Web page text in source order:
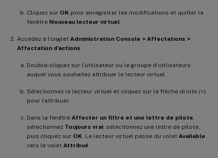
Cliquez sur OK pour enregistrer les modifications et quitter la
fenêtre Nouveau lecteur virtuel
Accédez à l’onglet Administration Console > Affectations >
Affectation d’actions
Double-cliquez sur l’utilisateur ou le groupe d’utilisateurs
auquel vous souhaitez attribuer le lecteur virtuel.
Sélectionnez le lecteur virtuel et cliquez sur la flèche droite (>)
pour l’attribuer.
Dans la fenêtre Affecter un filtre et une lettre de pilote
sélectionnez Toujours vrai , sélectionnez une lettre de pilote,
puis cliquez sur OK . Le lecteur virtuel passe du volet Available
vers le volet Attribué